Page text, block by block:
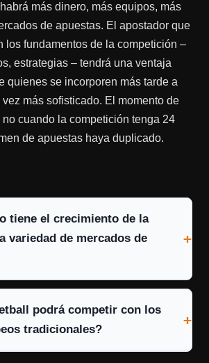
más dinero, más equipos, más
de apuestas. El apostador que
los fundamentos de la competición –
estrategias – tendrá una ventaja
quienes se incorporen más tarde a
más sofisticado. El momento de
cuando la competición tenga 24
de apuestas haya duplicado.
tiene el crecimiento de la
variedad de mercados de
podrá competir con los
tradicionales?